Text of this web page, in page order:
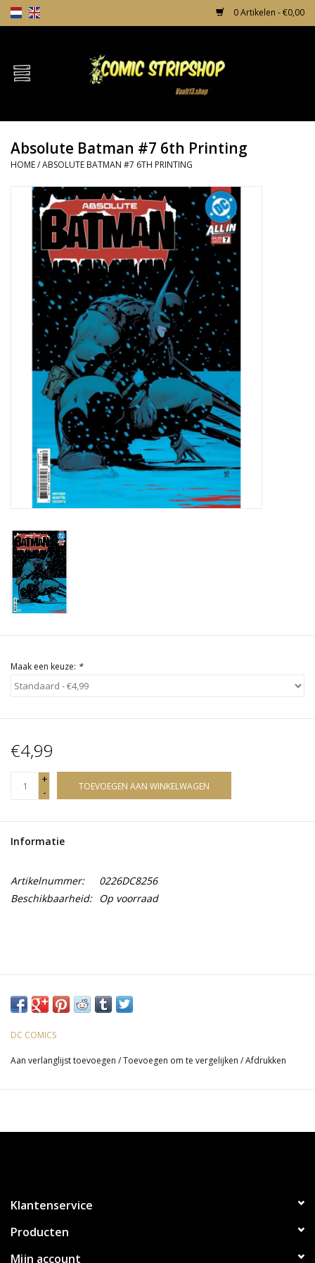
0 Artikelen - €0,00
Home
TPB's
Incentives
Comic Protection
Absolute Batman #7 6th Printing
HOME/ABSOLUTE BATMAN #7 6TH PRINTING
Maak een keuze: *
€4,99
+
-
TOEVOEGEN AAN WINKELWAGEN
Informatie
Artikelnummer:
0226DC8256
Beschikbaarheid: Op voorraad
DC COMICS
Aan verlanglijst toevoegen /Toevoegen om te vergelijken /Afdrukken
Klantenservice
Producten
Mijn account